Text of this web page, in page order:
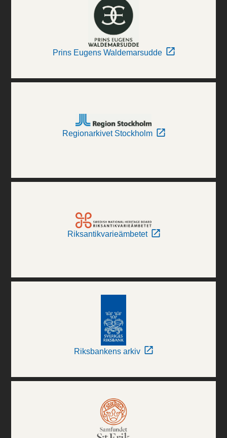
Prins Eugens Waldemarsudde
Regionarkivet Stockholm
Riksantikvarieämbetet
Riksbankens arkiv